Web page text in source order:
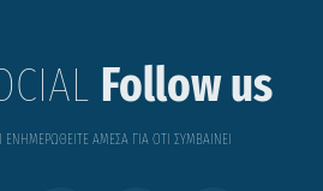
Follow us
ΑΜΕΣΑ ΓΙΑ ΟΤΙ ΣΥΜΒΑΙΝΕΙ